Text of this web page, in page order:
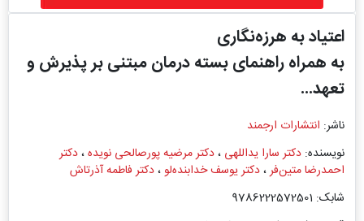
اعتیاد به هرزه‌نگاری
به همراه راهنمای بسته درمان مبتنی بر پذیرش و
تعهد...
ناشر: انتشارات ارجمند
نویسنده: دکتر سارا یداللهی ،دکتر مرضیه پورصالحی نویده،دکتر
احمدرضا متین‌فر،دکتر یوسف خدابنده‌لو،دکتر فاطمه آذرتاش
شابک: 9786222572501